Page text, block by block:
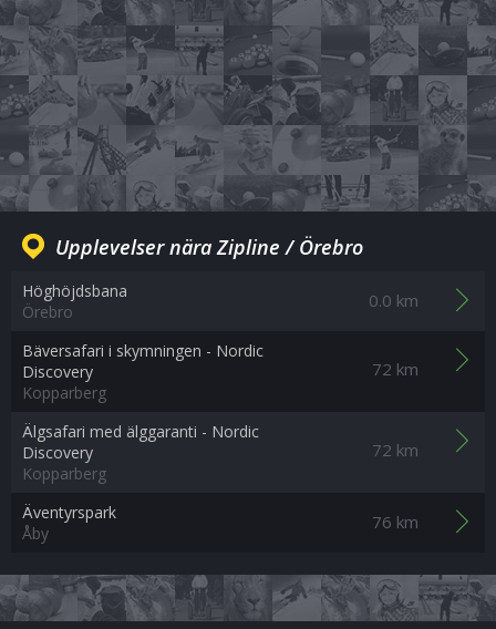
Upplevelser nära Zipline / Örebro
Höghöjdsbana
Örebro
0.0 km
Bäversafari i skymningen - Nordic
Discovery
Kopparberg
72 km
Älgsafari med älggaranti - Nordic
Discovery
Kopparberg
72 km
Äventyrspark
Åby
76 km